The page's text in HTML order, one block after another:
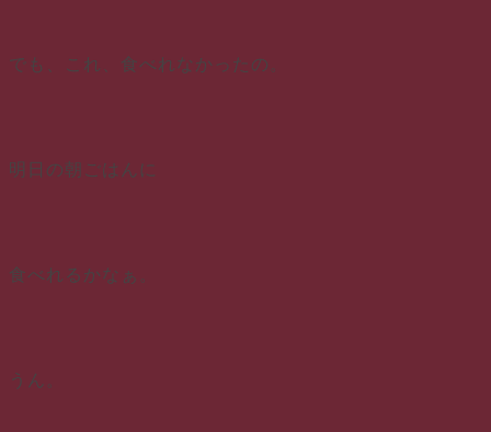
でも、これ、食べれなかったの。
明日の朝ごはんに
食べれるかなぁ。
うん。